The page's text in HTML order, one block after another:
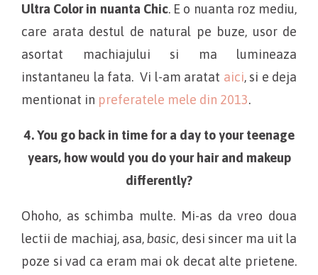
Ultra Color in nuanta Chic. E o nuanta roz mediu,
care arata destul de natural pe buze, usor de
asortat machiajului si ma lumineaza
instantaneu la fata. Vi l-am aratat aici, si e deja
mentionat in preferatele mele din 2013.
4. You go back in time for a day to your teenage
years, how would you do your hair and makeup
differently?
Ohoho, as schimba multe. Mi-as da vreo doua
lectii de machiaj, asa,basic, desi sincer ma uit la
poze si vad ca eram mai ok decat alte prietene.